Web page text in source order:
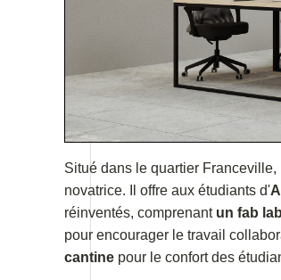
Situé dans le quartier
novatrice. Il offre aux étudiants d'
réinventés, comprenant un fab
pour encourager le travail
cantine pour le confort des